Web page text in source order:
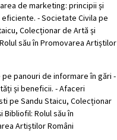
de marketing: principii și
- Societate Civila pe
Colecționar de Artă și
său în Promovarea Artiștilor
pe panouri de informare în gări -
și beneficii. - Afaceri
pe Sandu Staicu, Colecționar
Bibliofil: Rolul său în
Artiștilor Români